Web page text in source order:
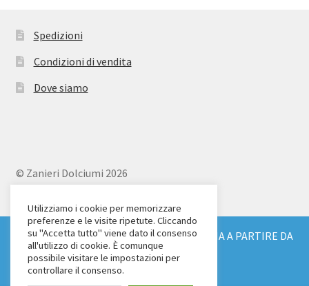
SPEDIZIONE GRATUITA IN TUTTA ITALIA A PARTIRE DA
€ 150
Ignora
Spedizioni
Condizioni di vendita
Dove siamo
© Zanieri Dolciumi 2026
Via Alfieri 18
Scandicci (FI)
Tel. 055 2571707
C.F. e P.IVA: 04904430487
Utilizziamo i cookie per memorizzare
preferenze e le visite ripetute. Cliccando
su "Accetta tutto" viene dato il consenso
all'utilizzo di cookie. È comunque
possibile visitare le impostazioni per
controllare il consenso.